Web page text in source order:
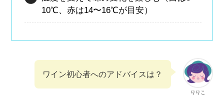
10℃、赤は14〜16℃が目安）
りりこ
ワイン初心者へのアドバイスは？